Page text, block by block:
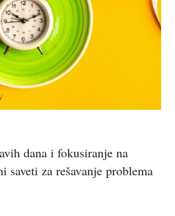
dana i fokusiranje na
za rešavanje problema